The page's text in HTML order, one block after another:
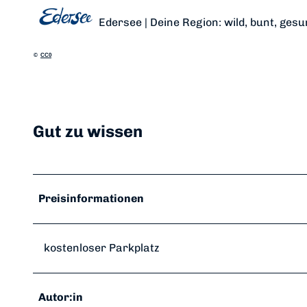
© CC0
Edersee | Deine Region: wild, bunt,
Gut zu wissen
Preisinformationen
kostenloser Parkplatz
Autor:in